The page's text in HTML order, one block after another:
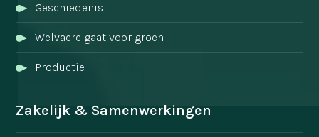
Geschiedenis
Welvaere gaat voor groen
Productie
Zakelijk & Samenwerkingen